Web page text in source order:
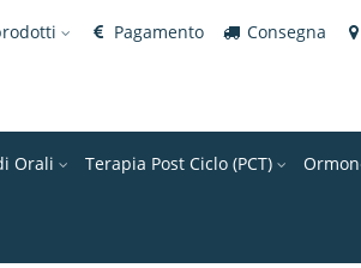
Pagamento Consegna
Orali Terapia Post Ciclo (PCT)